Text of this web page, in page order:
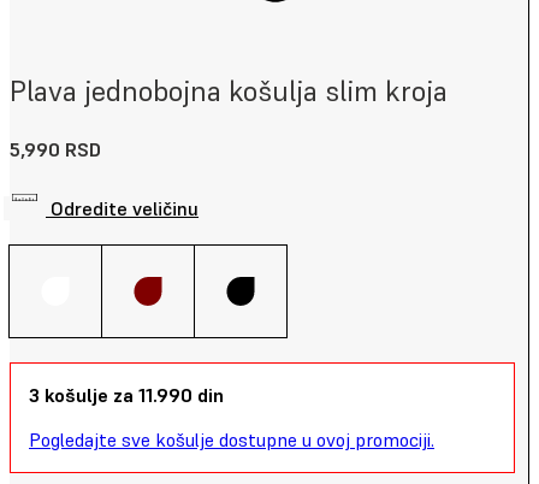
Plava jednobojna košulja slim kroja
5,990 RSD
Odredite veličinu
3 košulje za 11.990 din
Pogledajte sve košulje dostupne u ovoj promociji.